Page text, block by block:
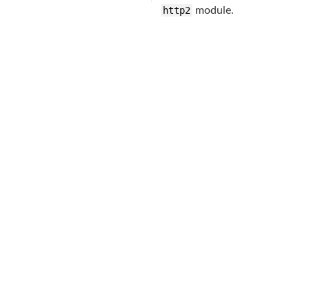
http2 module.